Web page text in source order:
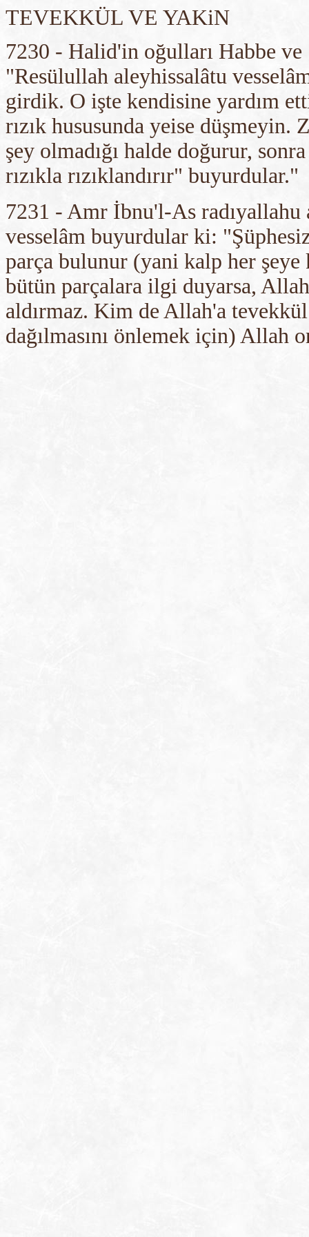
TEVEKKÜL VE YAKiN
7230 - Halid'in oğulları Habbe
"Resülullah aleyhissalâtu
girdik. O işte kendisine yardım
rızık hususunda yeise düşmeyin.
şey olmadığı halde doğurur,
rızıkla rızıklandırır" buyurdular."
7231 - Amr İbnu'l-As radıyallahu
vesselâm buyurdular ki:
parça bulunur (yani kalp her
bütün parçalara ilgi duyarsa,
aldırmaz. Kim de Allah'a
dağılmasını önlemek için) Allah